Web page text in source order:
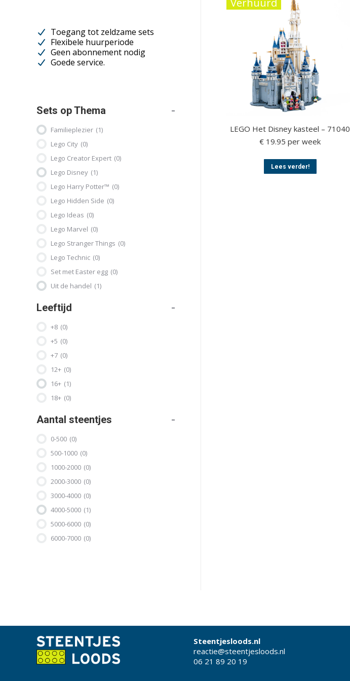
Verhuurd
LEGO Het Disney kasteel – 71040
€ 19.95 per week
Lees verder!
product
Toegang tot zeldzame sets
Flexibele huurperiode
Geen abonnement nodig
Goede service.
Sets op Thema -
Familieplezier (1)
Lego City (0)
Lego Creator Expert (0)
Lego Disney (1)
Lego Harry Potter™ (0)
Lego Hidden Side (0)
Lego Ideas (0)
Lego Marvel (0)
Lego Stranger Things (0)
Lego Technic (0)
Set met Easter egg (0)
Uit de handel (1)
Leeftijd -
+8 (0)
+5 (0)
+7 (0)
12+ (0)
16+ (1)
18+ (0)
Aantal steentjes -
0-500 (0)
500-1000 (0)
1000-2000 (0)
2000-3000 (0)
3000-4000 (0)
4000-5000 (1)
5000-6000 (0)
6000-7000 (0)
Steentjesloods.nl
reactie@steentjesloods.nl
06 21 89 20 19